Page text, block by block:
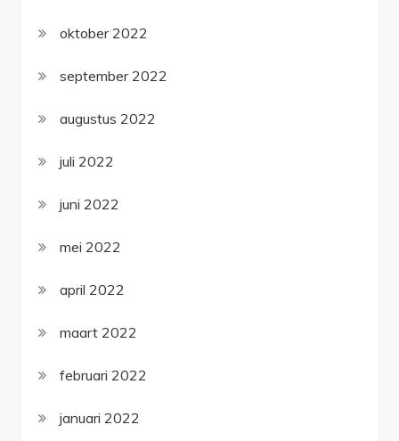
oktober 2022
september 2022
augustus 2022
juli 2022
juni 2022
mei 2022
april 2022
maart 2022
februari 2022
januari 2022